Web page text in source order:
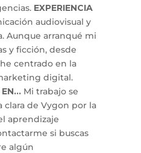
EXPERIENCIA
audiovisual y
Aunque arranqué mi
y ficción, desde
centrado en la
digital.
Mi trabajo se
clara de Vygon por la
aprendizaje
si buscas
algún